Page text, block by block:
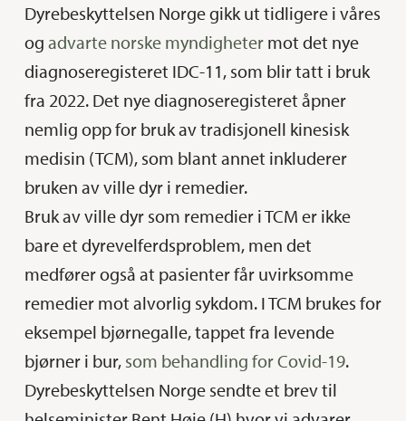
Dyrebeskyttelsen Norge gikk ut tidligere i våres
og advarte norske myndighetermot det nye
diagnoseregisteret IDC-11, som blir tatt i bruk
fra 2022. Det nye diagnoseregisteret åpner
nemlig opp for bruk av tradisjonell kinesisk
medisin (TCM), som blant annet inkluderer
bruken av ville dyr i remedier.
Bruk av ville dyr som remedier i TCM er ikke
bare et dyrevelferdsproblem, men det
medfører også at pasienter får uvirksomme
remedier mot alvorlig sykdom. I TCM brukes for
eksempel bjørnegalle, tappet fra levende
bjørner i bur, som behandling for Covid-19.
Dyrebeskyttelsen Norge sendte et brev til